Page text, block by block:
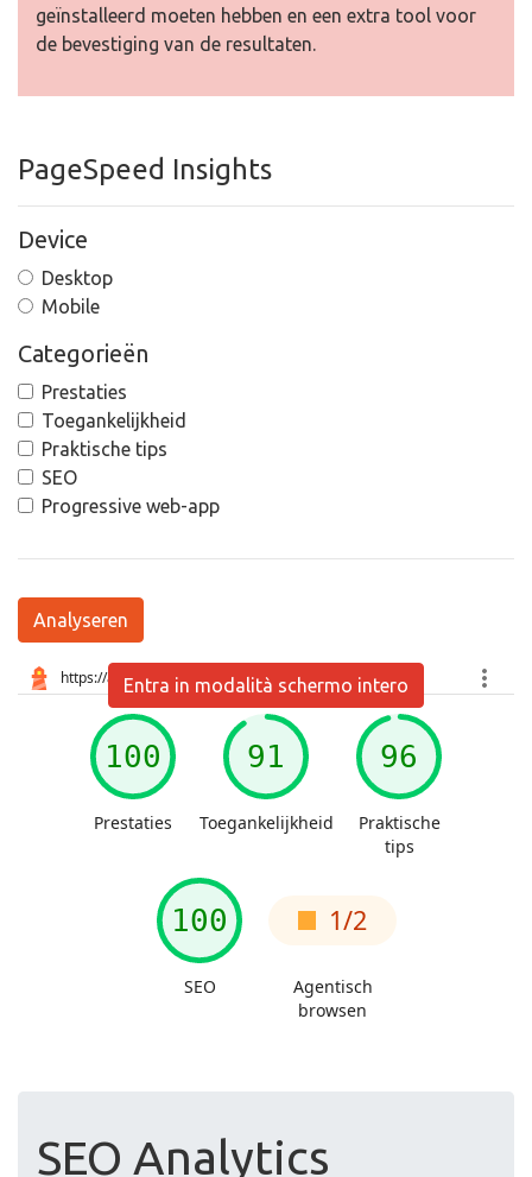
geïnstalleerd moeten hebben en een extra tool voor
de bevestiging van de resultaten.
PageSpeed Insights
Device
Desktop
Mobile
Categorieën
Prestaties
Toegankelijkheid
Praktische tips
SEO
Progressive web-app
Analyseren
Entra in modalità schermo intero
SEO Analytics